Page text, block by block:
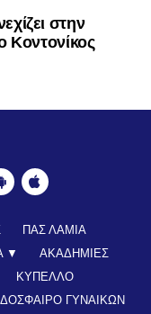
στην
Κοντονίκος
ΠΑΣ ΛΑΜΙΑ
▼
ΑΚΑΔΗΜΙΕΣ